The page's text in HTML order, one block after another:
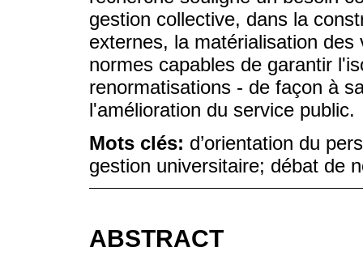
gestion collective, dans la
externes, la matérialisation
normes capables de garantir
renormatisations - de façon à
l'amélioration du service public.
Mots clés: d’orientation du
gestion universitaire; débat de
ABSTRACT